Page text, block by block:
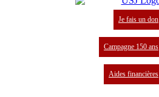
Je fais un don
Campagne 150 ans
Aides financières